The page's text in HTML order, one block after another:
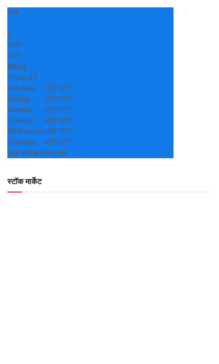
+29
°
C
+29°
+27°
Alibag
Friday, 07
Saturday
+29°+27°
Sunday
+29°+27°
Monday
+29°+27°
Tuesday
+28°+27°
Wednesday+28°+27°
Thursday
+29°+27°
See 7-Day Forecast
स्टॉक मार्केट